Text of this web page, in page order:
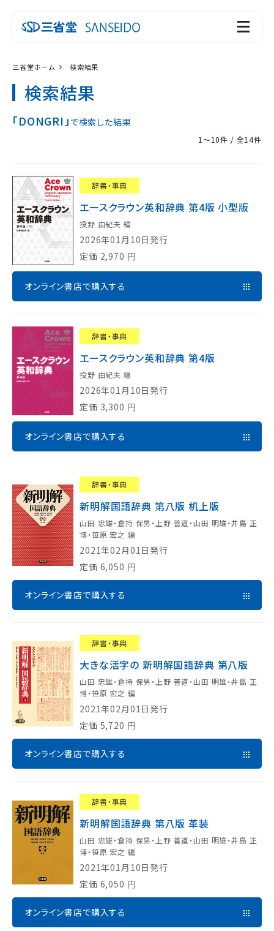
三省堂ホーム 検索結果
検索結果
「DONGRI」 で検索した結果
1～10件 / 全14件
辞書・事典
エースクラウン英和辞典 第4版 小型版
投野 由紀夫 編
2026年01月10日発行
定価 2,970 円
オンライン書店で購入する
辞書・事典
エースクラウン英和辞典 第4版
投野 由紀夫 編
2026年01月10日発行
定価 3,300 円
オンライン書店で購入する
辞書・事典
新明解国語辞典 第八版 机上版
山田 忠雄・倉持 保男・上野 善道・山田 明雄・井島 正
博・笹原 宏之 編
2021年02月01日発行
定価 6,050 円
オンライン書店で購入する
辞書・事典
大きな活字の 新明解国語辞典 第八版
山田 忠雄・倉持 保男・上野 善道・山田 明雄・井島 正
博・笹原 宏之 編
2021年02月01日発行
定価 5,720 円
オンライン書店で購入する
辞書・事典
新明解国語辞典 第八版 革装
山田 忠雄・倉持 保男・上野 善道・山田 明雄・井島 正
博・笹原 宏之 編
2021年01月10日発行
定価 6,050 円
オンライン書店で購入する